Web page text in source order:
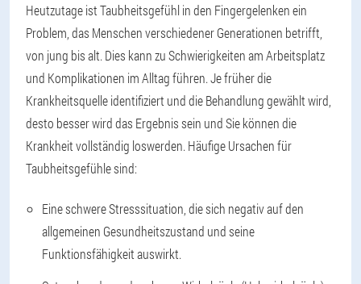
Heutzutage ist Taubheitsgefühl in den Fingergelenken ein
Problem, das Menschen verschiedener Generationen betrifft,
von jung bis alt. Dies kann zu Schwierigkeiten am Arbeitsplatz
und Komplikationen im Alltag führen. Je früher die
Krankheitsquelle identifiziert und die Behandlung gewählt wird,
desto besser wird das Ergebnis sein und Sie können die
Krankheit vollständig loswerden. Häufige Ursachen für
Taubheitsgefühle sind:
Eine schwere Stresssituation, die sich negativ auf den
allgemeinen Gesundheitszustand und seine
Funktionsfähigkeit auswirkt.